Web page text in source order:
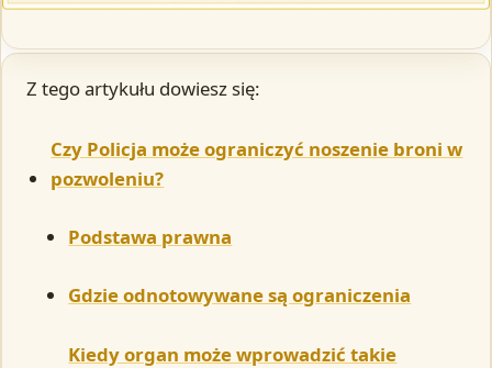
Z tego artykułu dowiesz się:
Czy Policja może ograniczyć noszenie broni w
pozwoleniu?
Podstawa prawna
Gdzie odnotowywane są ograniczenia
Kiedy organ może wprowadzić takie